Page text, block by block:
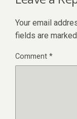
Your email
fields are marked
Comment*